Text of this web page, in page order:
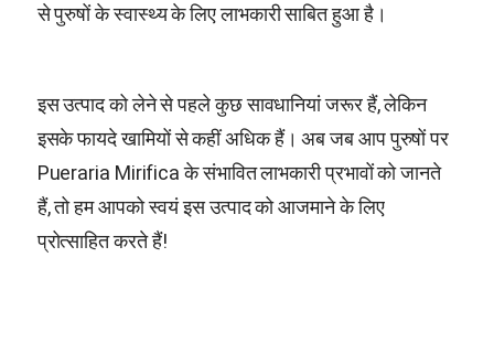
से पुरुषों के स्वास्थ्य के लिए लाभकारी साबित हुआ है।
इस उत्पाद को लेने से पहले कुछ सावधानियां जरूर हैं, लेकिन
इसके फायदे खामियों से कहीं अधिक हैं। अब जब आप पुरुषों पर
Pueraria Mirificaके संभावित लाभकारी प्रभावों को जानते
हैं, तो हम आपको स्वयं इस उत्पाद को आजमाने के लिए
प्रोत्साहित करते हैं!